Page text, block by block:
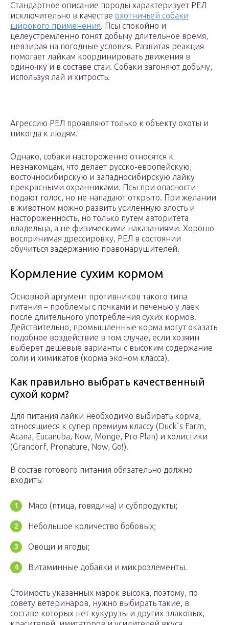
Стандартное описание породы характеризует РЕЛ
исключительно в качестве охотничьей собаки
широкого применения. Псы спокойно и
целеустремленно гонят добычу длительное время,
невзирая на погодные условия. Развитая реакция
помогает лайкам координировать движения в
одиночку и в составе стаи. Собаки загоняют добычу,
используя лай и хитрость.
Агрессию РЕЛ проявляют только к объекту охоты и
никогда к людям.
Однако, собаки настороженно относятся к
незнакомцам, что делает русско-европейскую,
восточносибирскую и западносибирскую лайку
прекрасными охранниками. Псы при опасности
подают голос, но не нападают открыто. При желании
в животном можно развить усиленную злость и
настороженность, но только путем авторитета
владельца, а не физическими наказаниями. Хорошо
воспринимая дрессировку, РЕЛ в состоянии
обучиться задержанию правонарушителей.
Кормление сухим кормом
Основной аргумент противников такого типа
питания – проблемы с почками и печенью у лаек
после длительного употребления сухих кормов.
Действительно, промышленные корма могут оказать
подобное воздействие в том случае, если хозяин
выберет дешевые варианты с высоким содержание
соли и химикатов (корма эконом класса).
Как правильно выбрать качественный
сухой корм?
Для питания лайки необходимо выбирать корма,
относящиеся к супер премиум классу (Duck`s Farm,
Acana, Eucanuba, Now, Monge, Pro Plan) и холистики
(Grandorf, Pronature, Now, Go!).
В состав готового питания обязательно должно
входить:
Мясо (птица, говядина) и субпродукты;
Небольшое количество бобовых;
Овощи и ягоды;
Витаминные добавки и микроэлементы.
Стоимость указанных марок высока, поэтому, по
совету ветеринаров, нужно выбирать такие, в
составе которых нет кукурузы и других злаковых,